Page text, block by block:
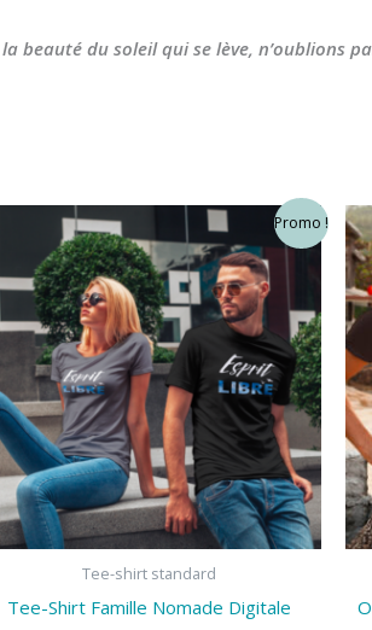
beauté du soleil qui se lève, n’oublions
Promo !
Tee-shirt standard
Tee-Shirt Famille Nomade Digitale